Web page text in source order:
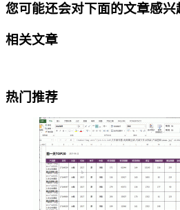
您可能还会对下面的文章感兴
相关文章
热门推荐